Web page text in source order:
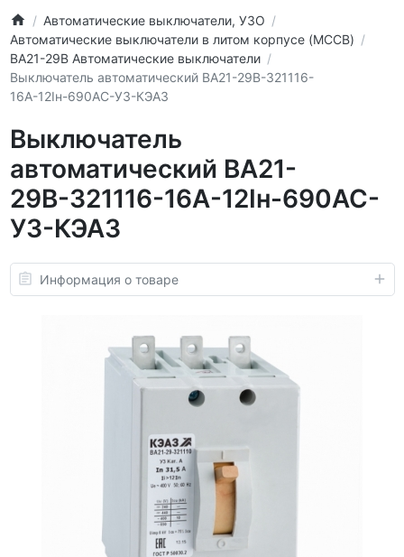
Автоматические выключатели, УЗО
Автоматические выключатели в литом корпусе (MCCB)
ВА21-29В Автоматические выключатели
Выключатель автоматический ВА21-29В-321116-
16А-12Iн-690AC-У3-КЭАЗ
Выключатель
автоматический ВА21-
29В-321116-16А-12Iн-690AC-
У3-КЭАЗ
Информация о товаре